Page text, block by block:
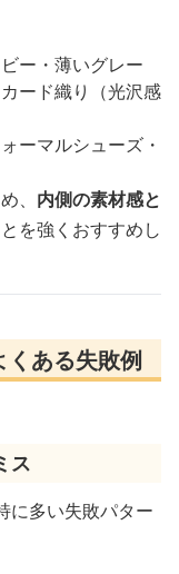
ー・薄いグレー
ード織り（光沢感
ーマルシューズ・
、 内側の素材感と
を強くおすすめし
くある失敗例
ス
に多い失敗パター